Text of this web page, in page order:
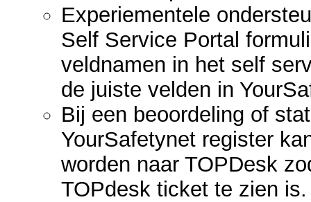
Experiementele
Self Service Portal
veldnamen in het self
de juiste velden in
Bij een beoordeling of
YourSafetynet register
worden naar TOPDesk
TOPdesk ticket te zien is.